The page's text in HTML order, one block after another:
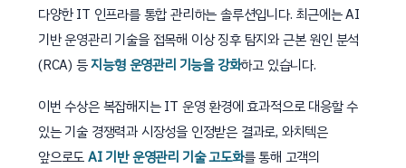
다양한 IT 인프라를 통합 관리하는 솔루션입니다. 최근에는 AI
기반 운영관리 기술을 접목해 이상 징후 탐지와 근본 원인 분석
(RCA) 등지능형 운영관리 기능을 강화하고 있습니다.
이번 수상은 복잡해지는 IT 운영 환경에 효과적으로 대응할 수
있는 기술 경쟁력과 시장성을 인정받은 결과로, 와치텍은
앞으로도AI 기반 운영관리 기술 고도화를 통해 고객의